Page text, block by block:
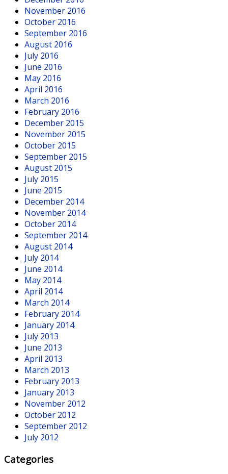
November 2016
October 2016
September 2016
August 2016
July 2016
June 2016
May 2016
April 2016
March 2016
February 2016
December 2015
November 2015
October 2015
September 2015
August 2015
July 2015
June 2015
December 2014
November 2014
October 2014
September 2014
August 2014
July 2014
June 2014
May 2014
April 2014
March 2014
February 2014
January 2014
July 2013
June 2013
April 2013
March 2013
February 2013
January 2013
November 2012
October 2012
September 2012
July 2012
Categories